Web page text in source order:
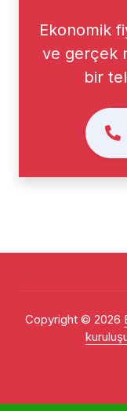
Ekonomik
ve gerçek
bir
Copyright © 2026